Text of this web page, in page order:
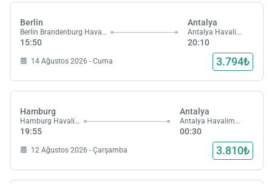
Berlin
Berlin Brandenburg Havalimanı
15:50
Antalya
Antalya Havalimanı
20:10
14 Ağustos 2026 - Cuma 3.794₺
Hamburg
Hamburg Havalimanı
19:55
Antalya
Antalya Havalimanı
00:30
12 Ağustos 2026 - Çarşamba 3.810₺